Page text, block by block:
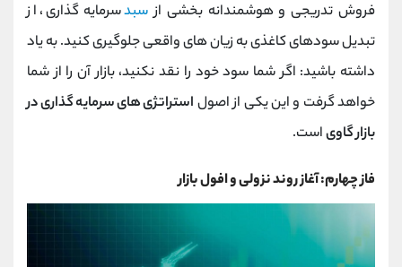
فروش تدریجی و هوشمندانه بخشی ازسبدسرمایه‌ گذاری، از
تبدیل سودهای کاغذی به زیان ‌های واقعی جلوگیری کنید. به یاد
داشته باشید: اگر شما سود خود را نقد نکنید، بازار آن را از شما
خواهد گرفت و این یکی از اصول استراتژی های سرمایه گذاری در
بازار گاویاست.
فاز چهارم: آغاز روند نزولی و افول بازار